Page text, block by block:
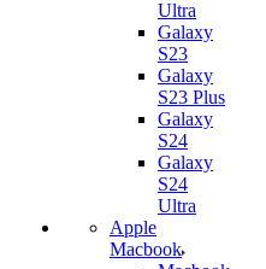
Ultra
Galaxy
S23
Galaxy
S23 Plus
Galaxy
S24
Galaxy
S24
Ultra
Apple
Macbook